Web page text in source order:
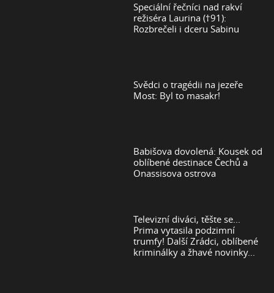
Speciální řečníci nad rakví
režiséra Laurina (†91):
Rozbrečeli i dceru Sabinu
Svědci o tragédii na jezeře
Most: Byl to masakr!
Babišova dovolená: Kousek od
oblíbené destinace Čechů a
Onassisova ostrova
Televizní diváci, těšte se...
Prima vytasila podzimní
trumfy! Další Zrádci, oblíbené
kriminálky a žhavé novinky...